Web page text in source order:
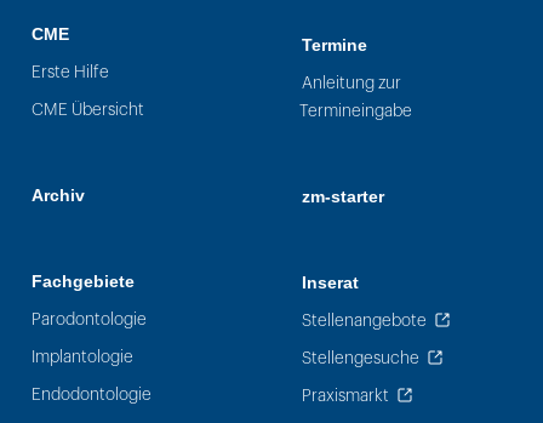
CME
Erste Hilfe
CME Übersicht
Archiv
Fachgebiete
Parodontologie
Implantologie
Endodontologie
Termine
Anleitung zur
Termineingabe
zm-starter
Inserat
Stellenangebote
Stellengesuche
Praxismarkt